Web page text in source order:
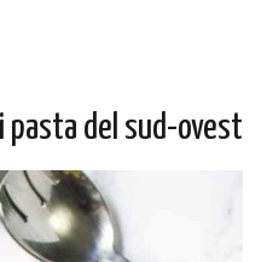
pasta del sud-ovest